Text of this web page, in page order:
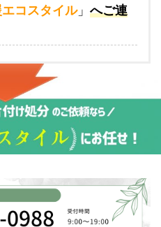
コスタイル」 へご連